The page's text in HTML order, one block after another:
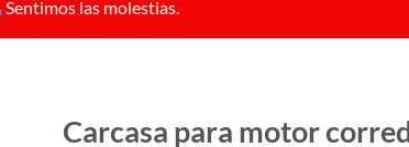
Sentimos las molestias.
Carcasa para motor